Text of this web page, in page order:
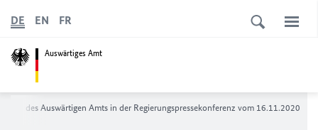
Auswärtiges Amt
DE EN FR
des Auswärtigen Amts in der Regierungs­pressekonferenz vom 16.11.2020